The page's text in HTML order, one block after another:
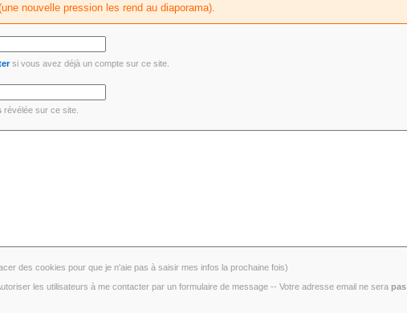
nouvelle pression les rend au diaporama).
si vous avez déjà un compte sur ce site.
révélée sur ce site.
des cookies pour que je n'aie pas à saisir mes infos la prochaine fois)
les utilisateurs à me contacter par un formulaire de message -- Votre adresse email ne serapas